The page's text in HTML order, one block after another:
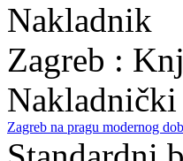
Nakladnik
Zagreb :
Zagreb na pragu modernog